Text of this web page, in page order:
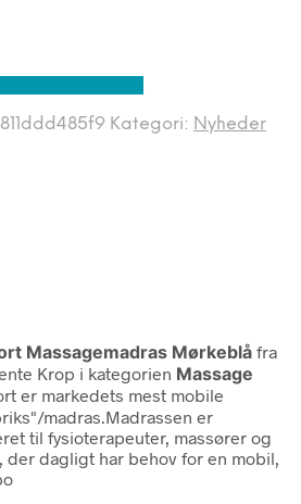
Kategori: Nyheder
Massagemadras Mørkeblå fra
Krop i kategorien Massage
er markedets mest mobile
madras.Madrassen er
til fysioterapeuter, massører og
der dagligt har behov for en mobil,